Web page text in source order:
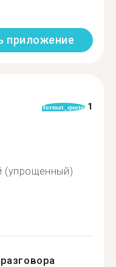
приложение
format_quote 1
(упрощенный)